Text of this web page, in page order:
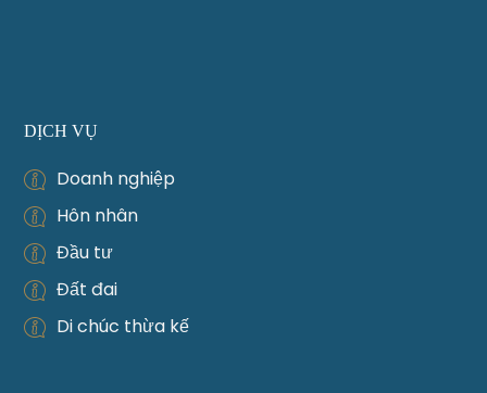
DỊCH VỤ
Doanh nghiệp
Hôn nhân
Đầu tư
Đất đai
Di chúc thừa kế